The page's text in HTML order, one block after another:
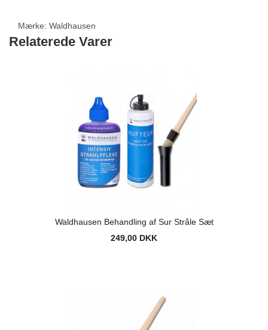
Mærke: Waldhausen
Relaterede Varer
Waldhausen Behandling af Sur Stråle Sæt
249,00 DKK